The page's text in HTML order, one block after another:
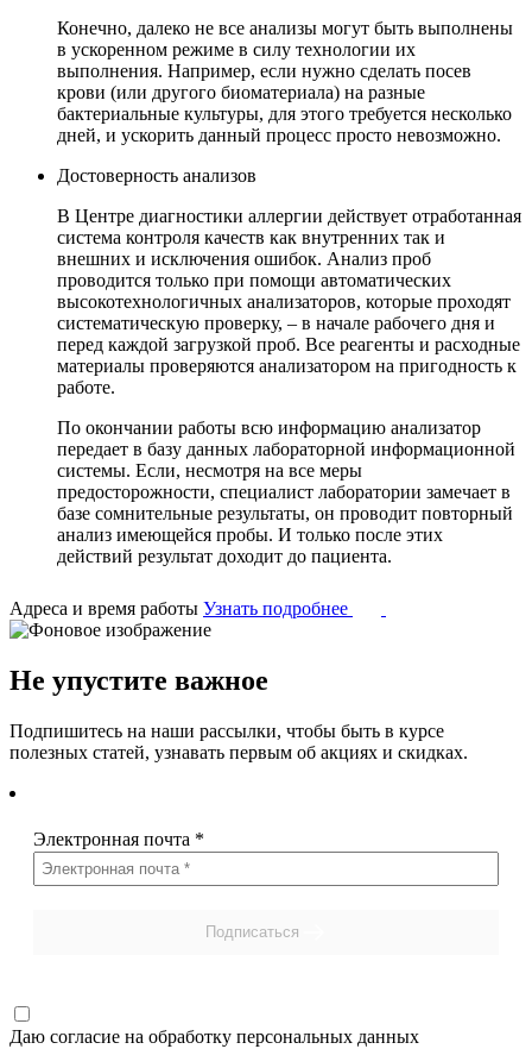
Конечно, далеко не все анализы могут быть выполнены
в ускоренном режиме в силу технологии их
выполнения. Например, если нужно сделать посев
крови (или другого биоматериала) на разные
бактериальные культуры, для этого требуется несколько
дней, и ускорить данный процесс просто невозможно.
Достоверность анализов
В Центре диагностики аллергии действует отработанная
система контроля качеств как внутренних так и
внешних и исключения ошибок. Анализ проб
проводится только при помощи автоматических
высокотехнологичных анализаторов, которые проходят
систематическую проверку, – в начале рабочего дня и
перед каждой загрузкой проб. Все реагенты и расходные
материалы проверяются анализатором на пригодность к
работе.
По окончании работы всю информацию анализатор
передает в базу данных лабораторной информационной
системы. Если, несмотря на все меры
предосторожности, специалист лаборатории замечает в
базе сомнительные результаты, он проводит повторный
анализ имеющейся пробы. И только после этих
действий результат доходит до пациента.
Адреса и время работы Узнать подробнее
Не упустите важное
Подпишитесь на наши рассылки, чтобы быть в курсе
полезных статей, узнавать первым об акциях и скидках.
Электронная почта *
Подписаться
Даю согласие на обработку персональных данных